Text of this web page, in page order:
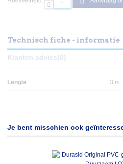
Technisch fiche - informatie
Klanten advies(0)
Lengte 3 m
Je bent misschien ook